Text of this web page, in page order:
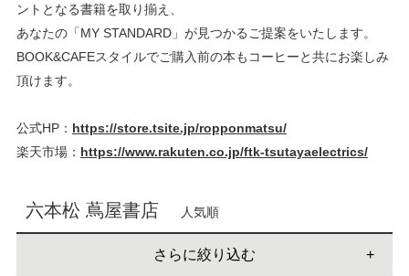
ントとなる書籍を取り揃え、
あなたの「MY STANDARD」が見つかるご提案をいたします。
BOOK&CAFEスタイルでご購入前の本もコーヒーと共にお楽しみ
頂けます。
公式HP： https://store.tsite.jp/ropponmatsu/
楽天市場： https://www.rakuten.co.jp/ftk-tsutayaelectrics/
六本松 蔦屋書店 人気順
さらに絞り込む